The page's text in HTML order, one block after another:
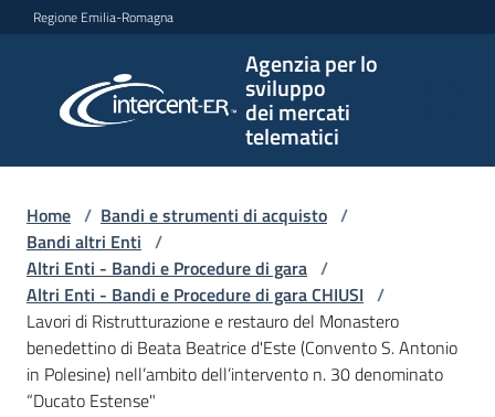
Vai al contenuto
Vai alla navigazione
Vai al footer
Regione Emilia-Romagna
Agenzia per lo
sviluppo
dei mercati
telematici
per lo
sviluppo
telematici
L'Agenzia
Bandi
Home / Bandi e strumenti di acquisto /
Bandi altri Enti /
Altri Enti - Bandi e Procedure di gara /
Altri Enti - Bandi e Procedure di gara CHIUSI /
Lavori di Ristrutturazione e restauro del Monastero
benedettino di Beata Beatrice d'Este (Convento S. Antonio
in Polesine) nell’ambito dell’intervento n. 30 denominato
“Ducato Estense"